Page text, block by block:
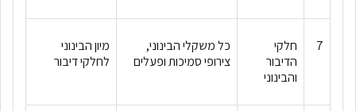
7
חלקי
הדיבור
והבינוני
כל משקלי הבינוני,
צירופי סמיכות ופעלים
מיון הבינוני
לחלקי דיבור